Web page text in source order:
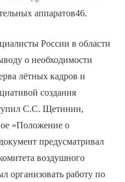
аппаратов46.
России в области
о необходимости
лётных кадров и
создания
С.С. Щетинин,
«Положение о
предусматривал
воздушного
организовать работу по